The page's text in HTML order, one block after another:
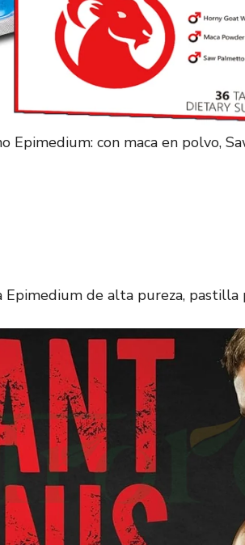
Epimedium: con maca en polvo,
de alta pureza, pastilla